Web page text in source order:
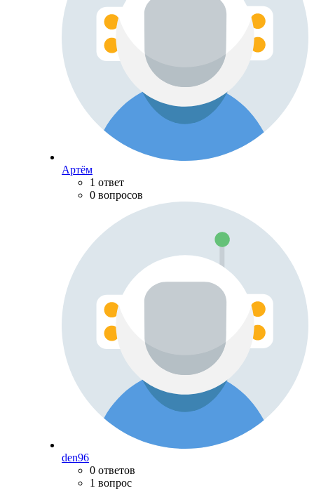
Артём
1 ответ
0 вопросов
den96
0 ответов
1 вопрос